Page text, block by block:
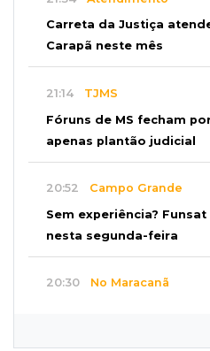
Carreta da Justiça
Carapã neste mês
21:14 TJMS
Fóruns de MS fecham
apenas plantão judicial
20:52 Campo Grande
Sem experiência?
nesta segunda-feira
20:30 No Maracanã